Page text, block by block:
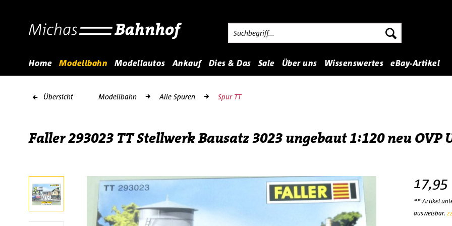
Home Modellbahn Modellautos Ankauf Dies & Das Sale Über uns Wissenswertes eBay-Artikel
Übersicht Modellbahn Alle Spuren Spur TT
Faller 293023 TT Stellwerk Bausatz 3023 ungebaut 1:120 neu OVP
** Artikel
ausweisbar.